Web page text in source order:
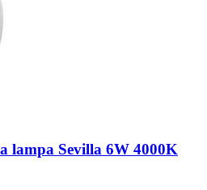
lampa Sevilla 6W 4000K